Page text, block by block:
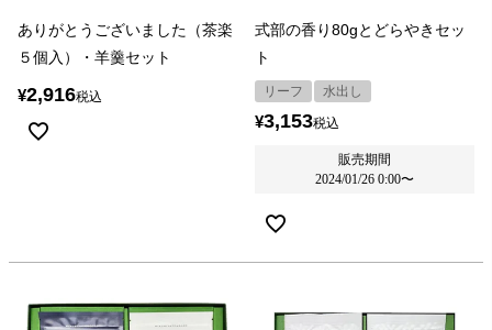
ありがとうございました（茶楽
５個入）・羊羹セット
¥2,916税込
式部の香り80gとどらやきセッ
ト
リーフ 水出し
¥3,153税込
販売期間
2024/01/26 0:00〜